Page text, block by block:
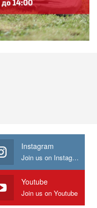
Instagram
Join us on Instagram
Youtube
Join us on Youtube